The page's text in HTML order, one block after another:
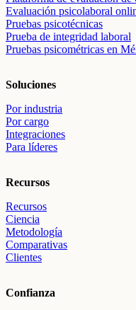
Evaluación psicolaboral
Pruebas psicotécnicas
Prueba de integridad laboral
Pruebas psicométricas en
Soluciones
Por industria
Por cargo
Integraciones
Para líderes
Recursos
Recursos
Ciencia
Metodología
Comparativas
Clientes
Confianza